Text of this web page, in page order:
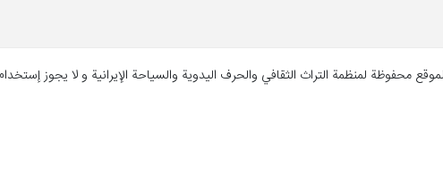
محفوظة لمنظمة التراث الثقافي والحرف اليدوية والسياحة الإیرانية و لا یجوز